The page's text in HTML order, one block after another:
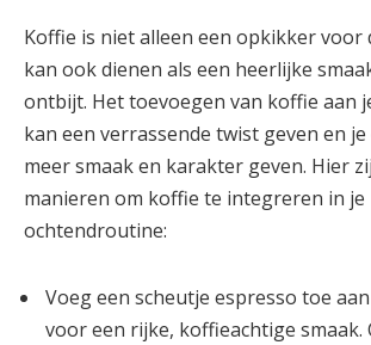
Koffie is niet alleen een opkikker voor
kan ook dienen als een heerlijke
ontbijt. Het toevoegen van koffie aan
kan een verrassende twist geven en
meer smaak en karakter geven. Hier
manieren om koffie te integreren in je
ochtendroutine:
Voeg een scheutje espresso toe
voor een rijke, koffieachtige smaak.